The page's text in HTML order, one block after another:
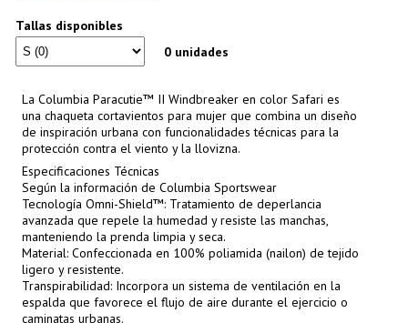
Tallas disponibles
0 unidades
La Columbia Paracutie™ II Windbreaker en color Safari es
una chaqueta cortavientos para mujer que combina un diseño
de inspiración urbana con funcionalidades técnicas para la
protección contra el viento y la llovizna.
Especificaciones Técnicas
Según la información de Columbia Sportswear
Tecnología Omni-Shield™: Tratamiento de deperlancia
avanzada que repele la humedad y resiste las manchas,
manteniendo la prenda limpia y seca.
Material: Confeccionada en 100% poliamida (nailon) de tejido
ligero y resistente.
Transpirabilidad: Incorpora un sistema de ventilación en la
espalda que favorece el flujo de aire durante el ejercicio o
caminatas urbanas.